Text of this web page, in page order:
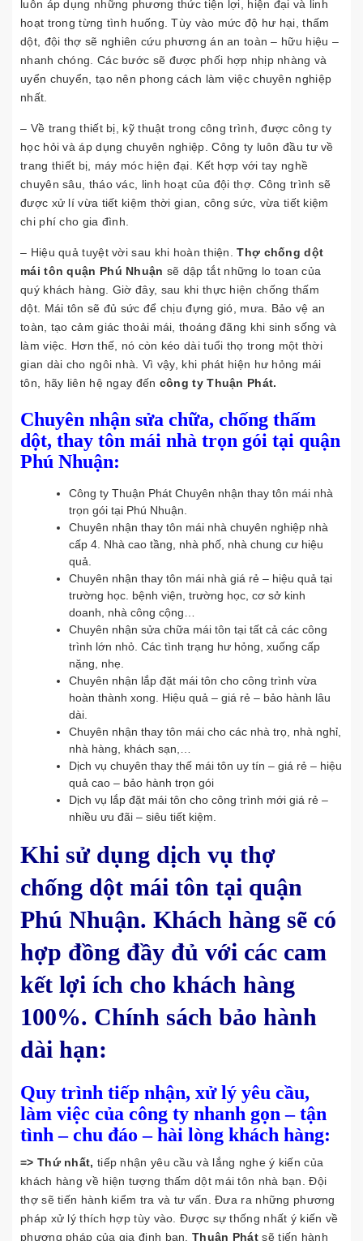
luôn áp dụng những phương thức tiện lợi, hiện đại và linh
hoạt trong từng tình huống. Tùy vào mức độ hư hại, thấm
dột, đội thợ sẽ nghiên cứu phương án an toàn – hữu hiệu –
nhanh chóng. Các bước sẽ được phối hợp nhịp nhàng và
uyển chuyển, tạo nên phong cách làm việc chuyên nghiệp
nhất.
– Về trang thiết bị, kỹ thuật trong công trình, được công ty
học hỏi và áp dụng chuyên nghiệp. Công ty luôn đầu tư về
trang thiết bị, máy móc hiện đại. Kết hợp với tay nghề
chuyên sâu, tháo vác, linh hoạt của đội thợ. Công trình sẽ
được xử lí vừa tiết kiệm thời gian, công sức, vừa tiết kiệm
chi phí cho gia đình.
– Hiệu quả tuyệt vời sau khi hoàn thiện.Thợ chống dột
mái tôn quận Phú Nhuận sẽ dập tắt những lo toan của
quý khách hàng. Giờ đây, sau khi thực hiện chống thấm
dột. Mái tôn sẽ đủ sức để chịu đựng gió, mưa. Bảo vệ an
toàn, tạo cảm giác thoải mái, thoáng đãng khi sinh sống và
làm việc. Hơn thế, nó còn kéo dài tuổi thọ trong một thời
gian dài cho ngôi nhà. Vì vậy, khi phát hiện hư hỏng mái
tôn, hãy liên hệ ngay đến công ty Thuận Phát.
Chuyên nhận sửa chữa, chống thấm
dột, thay tôn mái nhà trọn gói tại quận
Phú Nhuận:
Công ty Thuận Phát Chuyên nhận thay tôn mái nhà
trọn gói tại Phú Nhuận.
Chuyên nhận thay tôn mái nhà chuyên nghiệp nhà
cấp 4. Nhà cao tầng, nhà phố, nhà chung cư hiệu
quả.
Chuyên nhận thay tôn mái nhà giá rẻ – hiệu quả tại
trường học. bệnh viện, trường học, cơ sở kinh
doanh, nhà công cộng…
Chuyên nhận sửa chữa mái tôn tại tất cả các công
trình lớn nhỏ. Các tình trạng hư hỏng, xuống cấp
nặng, nhẹ.
Chuyên nhận lắp đặt mái tôn cho công trình vừa
hoàn thành xong. Hiệu quả – giá rẻ – bảo hành lâu
dài.
Chuyên nhận thay tôn mái cho các nhà trọ, nhà nghỉ,
nhà hàng, khách sạn,…
Dịch vụ chuyên thay thế mái tôn uy tín – giá rẻ – hiệu
quả cao – bảo hành trọn gói
Dịch vụ lắp đặt mái tôn cho công trình mới giá rẻ –
nhiều ưu đãi – siêu tiết kiệm.
Khi sử dụng dịch vụ thợ
chống dột mái tôn tại quận
Phú Nhuận. Khách hàng sẽ có
hợp đồng đầy đủ với các cam
kết lợi ích cho khách hàng
100%. Chính sách bảo hành
dài hạn:
Quy trình tiếp nhận, xử lý yêu cầu,
làm việc của công ty nhanh gọn – tận
tình – chu đáo – hài lòng khách hàng:
=> Thứ nhất, tiếp nhận yêu cầu và lắng nghe ý kiến của
khách hàng về hiện tượng thấm dột mái tôn nhà bạn. Đội
thợ sẽ tiến hành kiểm tra và tư vấn. Đưa ra những phương
pháp xử lý thích hợp tùy vào. Được sự thống nhất ý kiến về
phương pháp của gia định bạn.Thuận Phát sẽ tiến hành